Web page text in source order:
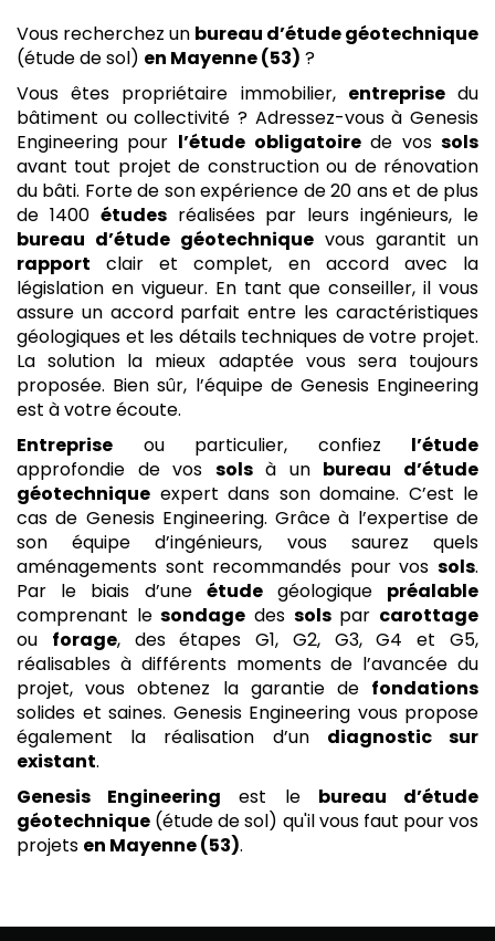
Vous recherchez un bureau d’étude géotechnique
(étude de sol) en Mayenne (53) ?
Vous êtes propriétaire immobilier, entreprisedu
bâtiment ou collectivité ? Adressez-vous à Genesis
Engineering pour l’étude obligatoire de vossols
avant tout projet de construction ou de rénovation
du bâti. Forte de son expérience de 20 ans et de plus
de 1400 étudesréalisées par leurs ingénieurs, le
bureau d’étude géotechnique vous garantit un
rapport clair et complet, en accord avec la
législation en vigueur. En tant que conseiller, il vous
assure un accord parfait entre les caractéristiques
géologiques et les détails techniques de votre projet.
La solution la mieux adaptée vous sera toujours
proposée. Bien sûr, l’équipe de Genesis Engineering
est à votre écoute.
Entreprise ou particulier, confiez l’étude
approfondie de vos solsà un bureau d’étude
géotechnique expert dans son domaine. C’est le
cas de Genesis Engineering. Grâce à l’expertise de
son équipe d’ingénieurs, vous saurez quels
aménagements sont recommandés pour vos sols.
Par le biais d’une étudegéologique préalable
comprenant lesondage des solspar carottage
ou forage, des étapes G1, G2, G3, G4 et G5,
réalisables à différents moments de l’avancée du
projet, vous obtenez la garantie de fondations
solides et saines. Genesis Engineering vous propose
également la réalisation d’un diagnostic sur
existant.
Genesis Engineering est le bureau d’étude
géotechnique (étude de sol) qu'il vous faut pour vos
projets en Mayenne (53).